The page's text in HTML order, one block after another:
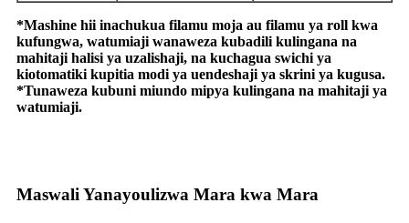
*Mashine hii inachukua filamu moja au filamu ya roll kwa
kufungwa, watumiaji wanaweza kubadili kulingana na
mahitaji halisi ya uzalishaji, na kuchagua swichi ya
kiotomatiki kupitia modi ya uendeshaji ya skrini ya kugusa.
*Tunaweza kubuni miundo mipya kulingana na mahitaji ya
watumiaji.
Maswali Yanayoulizwa Mara kwa Mara